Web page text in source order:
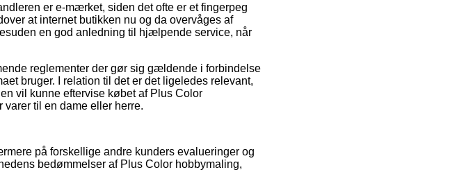
er e-mærket, siden det ofte er et fingerpeg
at internet butikken nu og da overvåges af
en god anledning til hjælpende service, når
reglementer der gør sig gældende i forbindelse
bruger. I relation til det er det ligeledes relevant,
vil kunne eftervise købet af Plus Color
varer til en dame eller herre.
på forskellige andre kunders evalueringer og
bedømmelser af Plus Color hobbymaling,